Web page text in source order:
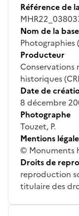
Référence de
Nom de la base
Photographies
Producteur
Conservations
historiques
Date de
8 décembre
Photographe
Touzet, P.
Mentions
© Monuments
Droits de
reproduction
titulaire des